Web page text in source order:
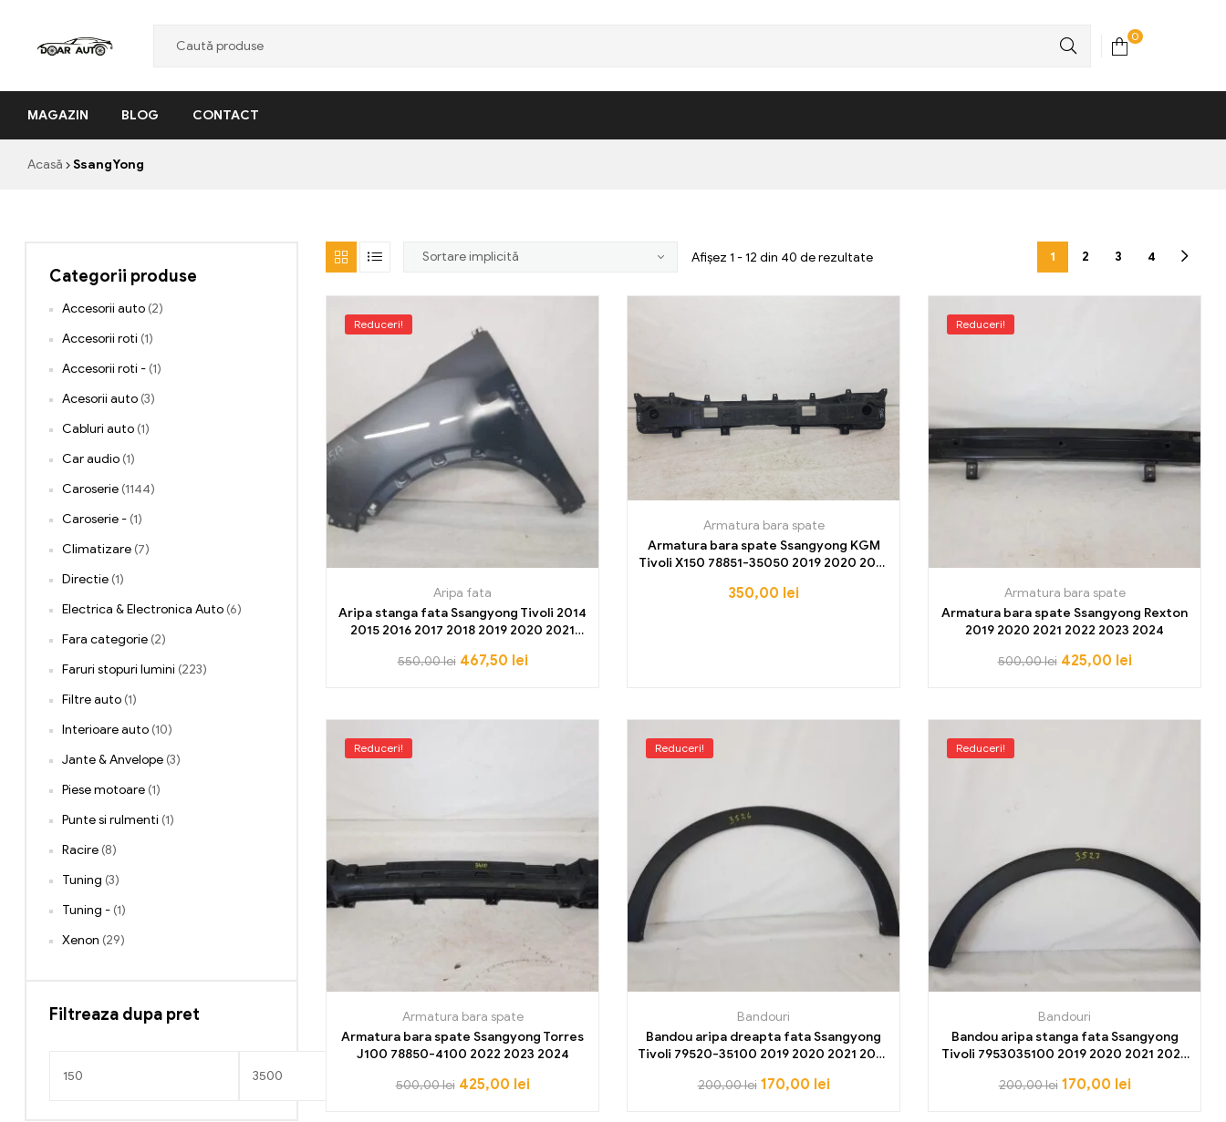
Auto
"Nascut
0
MAGAZIN BLOG CONTACT
Acasă SsangYong
1 2 3 4
Afișez 1 - 12 din 40 de rezultate
Reduceri!
Aripa fata
Aripa stanga fata Ssangyong Tivoli 2014
2015 2016 2017 2018 2019 2020 2021
550,00lei 467,50 lei
Armatura bara spate
Armatura bara spate Ssangyong KGM
Tivoli X150 78851-35050 2019 2020 2021
350,00 lei
Reduceri!
Armatura bara spate
Armatura bara spate Ssangyong Rexton
2019 2020 2021 2022 2023 2024
500,00lei 425,00 lei
Reduceri!
Armatura bara spate
Armatura bara spate Ssangyong Torres
J100 78850-4100 2022 2023 2024
500,00lei 425,00 lei
Reduceri!
Bandouri
Bandou aripa dreapta fata Ssangyong
Tivoli 79520-35100 2019 2020 2021 2022
200,00lei 170,00 lei
Reduceri!
Bandouri
Bandou aripa stanga fata Ssangyong
Tivoli 7953035100 2019 2020 2021 2022
200,00lei 170,00 lei
Categorii produse
Accesorii auto (2)
Accesorii roti (1)
Accesorii roti - (1)
Acesorii auto (3)
Cabluri auto (1)
Car audio (1)
Caroserie (1144)
Caroserie - (1)
Climatizare (7)
Directie (1)
Electrica & Electronica Auto (6)
Fara categorie (2)
Faruri stopuri lumini (223)
Filtre auto (1)
Interioare auto (10)
Jante & Anvelope (3)
Piese motoare (1)
Punte si rulmenti (1)
Racire (8)
Tuning (3)
Tuning - (1)
Xenon (29)
Filtreaza dupa pret
Filtrează